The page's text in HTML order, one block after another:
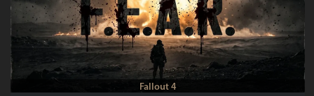
Fallout 4